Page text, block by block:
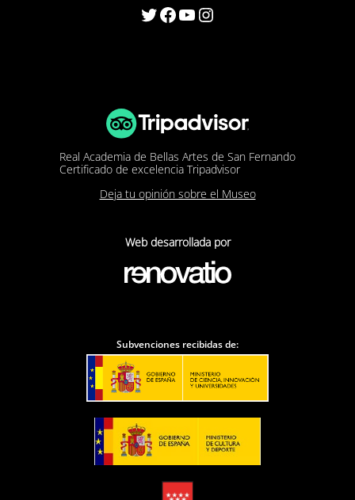
Twitter Facebook YouTube Instagram
Real Academia de Bellas Artes de San Fernando
Certificado de excelencia Tripadvisor
Deja tu opinión sobre el Museo
Web desarrollada por
Subvenciones recibidas de: